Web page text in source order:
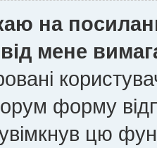
на
мене
форму
увімкнув цю